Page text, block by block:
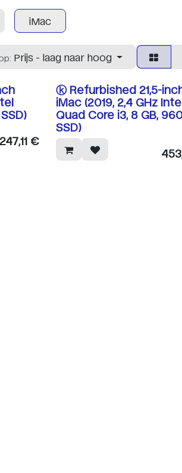
iMac
Prijs - laag naar hoog
247,11€
ⓚ Refurbished 21,5-
iMac (2019, 2,4 GHz
Quad Core i3, 8 GB,
SSD)